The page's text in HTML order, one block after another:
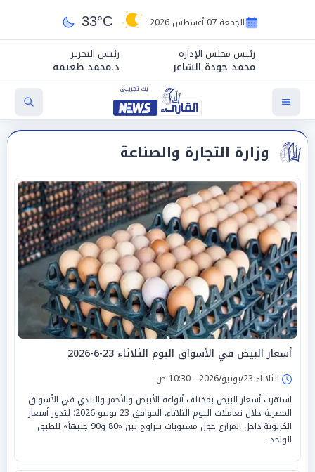
الجمعة 07 أغسطس 2026 33°C
رئيس مجلس الإدارة
محمد جودة الشاعر
رئيس التحرير
د.محمد طعيمة
وزارة التجارة والصناعة
أسعار البيض في الأسواق اليوم الثلاثاء 23-6-2026
الثلاثاء 23/يونيو/2026 - 10:30 ص
استقرت أسعار البيض بمختلف أنواعه الأبيض والأحمر والبلدي في الأسواق
المصرية خلال تعاملات اليوم الثلاثاء، الموافق 23 يونيو 2026؛ لتدور أسعار
الكرتونة داخل المزارع حول مستويات تتراوح بين «80 و90 جنيهاً» للطبق
الواحد.